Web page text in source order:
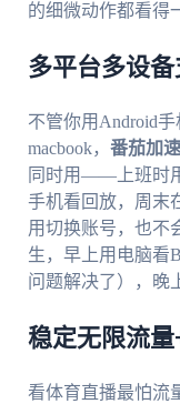
的细微动作都看得
多平台多设
不管你用Android手
macbook， 番茄加
同时用——上班时
手机看回放，周末
用切换账号，也不
生，早上用电脑看
问题解决了），晚
稳定无限流
看体育直播最怕流